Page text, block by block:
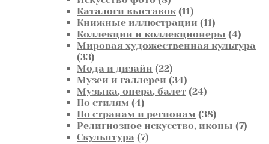
товаров
Каталоги выставок 1111
товаров
Книжные иллюстрации 1111
товаров
Коллекции и коллекционеры 44
Мировая художественная культура
3333
товара
Мода и дизайн 2222
товара
Музеи и галлереи 3434
товара
Музыка, опера, балет 2424
По стилям 44
товара
По странам и регионам 3838
товаров
Религиозное искусство, иконы 77
Скульптура 77